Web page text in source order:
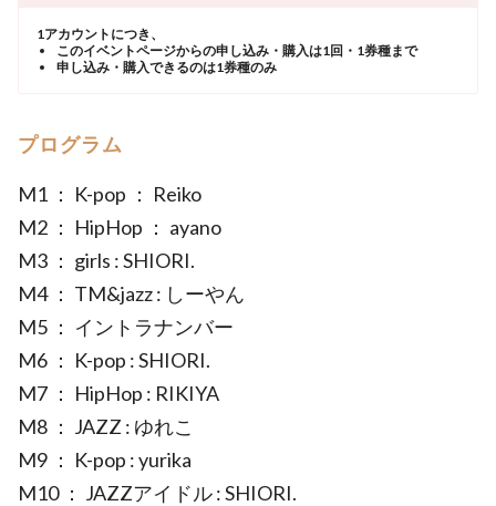
1アカウントにつき、
このイベントページからの申し込み・購入は1回・1券種まで
申し込み・購入できるのは1券種のみ
プログラム
M1 ： K-pop ： Reiko
M2 ： HipHop ： ayano
M3 ： girls : SHIORI.
M4 ： TM&jazz : しーやん
M5 ： イントラナンバー
M6 ： K-pop : SHIORI.
M7 ： HipHop : RIKIYA
M8 ： JAZZ : ゆれこ
M9 ： K-pop : yurika
M10 ： JAZZアイドル : SHIORI.